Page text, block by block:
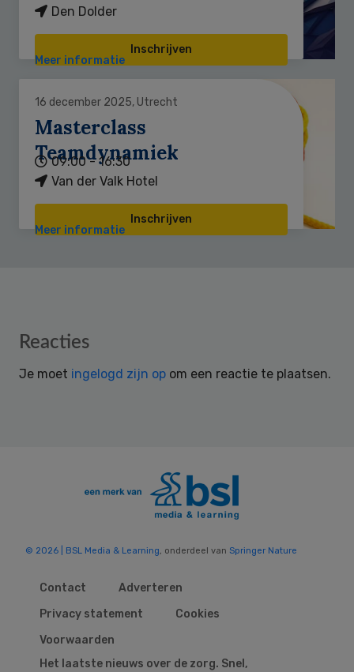
Den Dolder
Inschrijven
Meer informatie
16 december 2025, Utrecht
Masterclass
Teamdynamiek
09:00 - 16:30
Van der Valk Hotel
Inschrijven
Meer informatie
Reader
Reacties
Je moet ingelogd zijn op om een reactie te plaatsen.
© 2026 | BSL Media & Learning, onderdeel van Springer Nature
Contact
Adverteren
Privacy statement
Cookies
Voorwaarden
Het laatste nieuws over de zorg. Snel,